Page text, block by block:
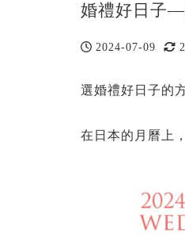
婚禮好日子
投稿日
2024-07-09
更新
選婚禮好日子的
在日本的月曆上